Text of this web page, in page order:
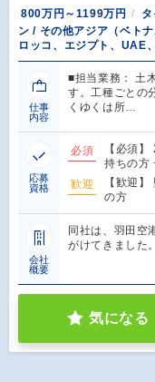
800万円～1199万円
ン / その他アジア（ベト
ロッコ、エジプト、UAE
仕事
内容
■担当業務： 土
す。工種ごとの
くゆくは所…
応募
資格
必須
【必須
持ちの方
歓迎
【歓迎
の方
会社
概要
同社は、羽田空
がけてきました
気になる